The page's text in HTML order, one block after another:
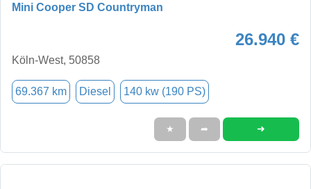
Mini Cooper SD Countryman
26.940 €
Köln-West, 50858
69.367 km Diesel 140 kw (190 PS)
★ ➦ ➜